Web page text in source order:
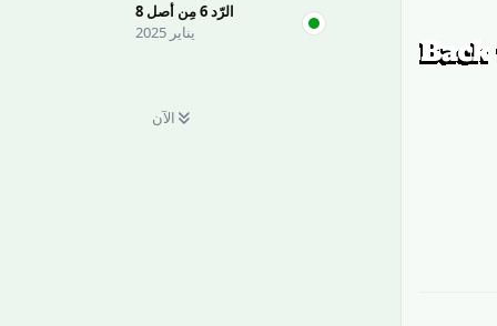
الرّد6مِن أصل 8
يناير 2025
الآن